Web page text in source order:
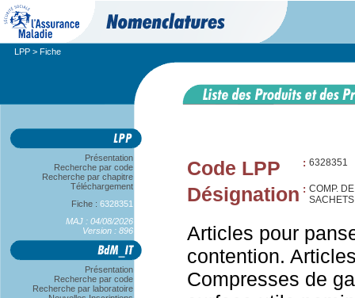
LPP > Fiche
Présentation
Recherche par code
Recherche par chapitre
Téléchargement
Fiche : 6328351
MAJ : 04/08/2026
Version : 896
Présentation
Recherche par code
Recherche par laboratoire
Code LPP : 6328351
Désignation : COMP.
Articles pour
contention.
Compresses de